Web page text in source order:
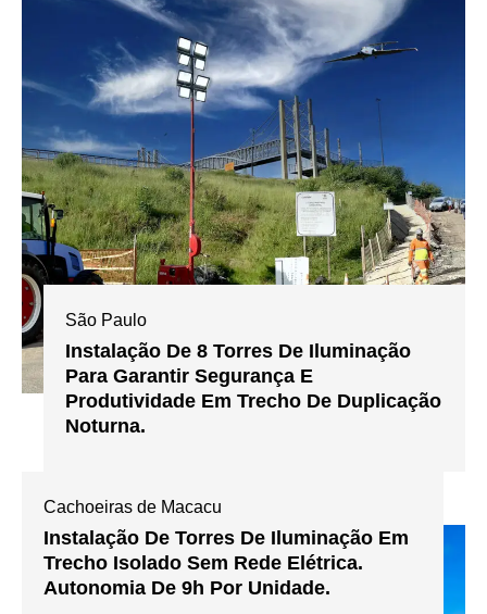
São Paulo
Instalação De 8 Torres De Iluminação
Para Garantir Segurança E
Produtividade Em Trecho De Duplicação
Noturna.
Cachoeiras de Macacu
Instalação De Torres De Iluminação Em
Trecho Isolado Sem Rede Elétrica.
Autonomia De 9h Por Unidade.